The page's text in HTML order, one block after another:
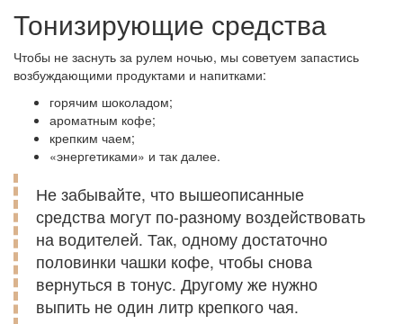
Тонизирующие средства
Чтобы не заснуть за рулем ночью, мы советуем запастись
возбуждающими продуктами и напитками:
горячим шоколадом;
ароматным кофе;
крепким чаем;
«энергетиками» и так далее.
Не забывайте, что вышеописанные
средства могут по-разному воздействовать
на водителей. Так, одному достаточно
половинки чашки кофе, чтобы снова
вернуться в тонус. Другому же нужно
выпить не один литр крепкого чая.